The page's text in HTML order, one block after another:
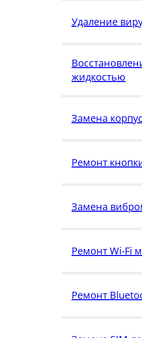
Удаление
жидкостью
Замена
Ремонт
Замена
Ремонт Wi-Fi
Ремонт